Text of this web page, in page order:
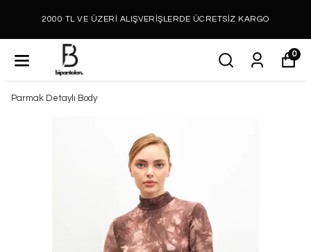
2000 TL VE ÜZERİ ALIŞVERİŞLERDE ÜCRETSİZ KARGO
0
Parmak Detaylı Body